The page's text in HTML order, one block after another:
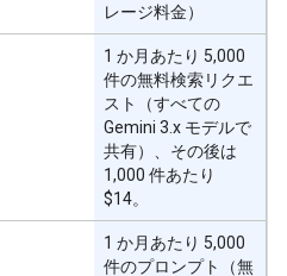
レージ料金）
1 か月あたり 5,000
件の無料検索リクエ
スト（すべての
Gemini 3.x モデルで
共有）、その後は
1,000 件あたり
$14。
1 か月あたり 5,000
件のプロンプト（無